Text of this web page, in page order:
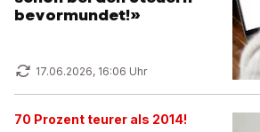
bevormundet!»
17.06.2026, 16:06 Uhr
70 Prozent teurer als 2014!